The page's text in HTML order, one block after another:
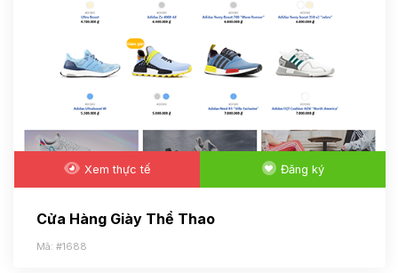
Xem thực tế Đăng ký
Cửa Hàng Giày Thể Thao
Mã: #1688